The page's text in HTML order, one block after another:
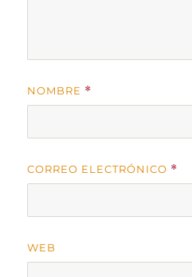
NOMBRE *
CORREO ELECTRÓNICO *
WEB